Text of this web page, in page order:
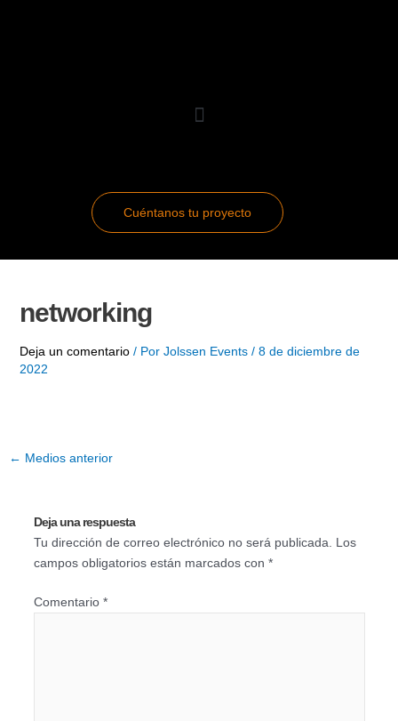
Cuéntanos tu proyecto
networking
Deja un comentario / Por Jolssen Events / 8 de diciembre de
2022
← Medios anterior
Deja una respuesta
Tu dirección de correo electrónico no será publicada.
Los
campos obligatorios están marcados con *
Comentario *